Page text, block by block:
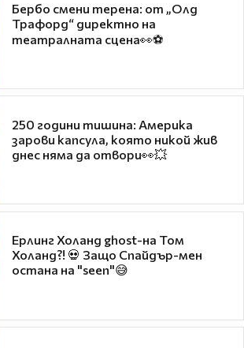
Бербо смени терена: от „Олд
Трафорд“ директно на
театралната сцена👀⚽
250 години тишина: Америка
зарови капсула, която никой жив
днес няма да отвори👀💥
Ерлинг Холанд ghost-на Том
Холанд?! 💀 Защо Спайдър-мен
остана на "seen"😅